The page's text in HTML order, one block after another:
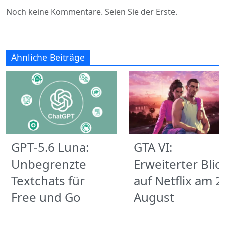
Noch keine Kommentare. Seien Sie der Erste.
Ähnliche Beiträge
GPT‑5.6 Luna:
Unbegrenzte
Textchats für
Free und Go
GTA VI:
Erweiterter
auf Netflix am
August